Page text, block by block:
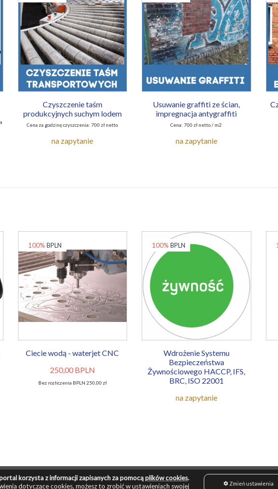
Czyszczenie taśm
produkcyjnych suchym lodem
Cena za godzinę czyszczenia: 700 zł netto
na zapytanie
Usuwanie graffiti ze ścian,
impregnacja antygraffiti
Cena: 700 zł netto / m2
na zapytanie
100% BPLN
Ciecie wodą - waterjet CNC
250,00 BPLN
Bez rozliczenia BPLN 250,00 zł
100% BPLN
Wdrożenie Systemu
Bezpieczeństwa
Żywnościowego HACCP, IFS,
BRC, ISO 22001
na zapytanie
korzysta z informacji zapisanych za pomocąplików cookies.
dotyczące cookies, możesz to zrobić w ustawieniach swojej
Zmień ustawienia